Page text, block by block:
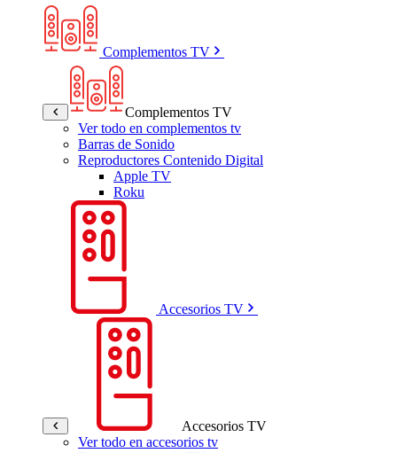
Complementos TV
Complementos TV
Ver todo en complementos tv
Barras de Sonido
Reproductores Contenido Digital
Apple TV
Roku
Accesorios TV
Accesorios TV
Ver todo en accesorios tv